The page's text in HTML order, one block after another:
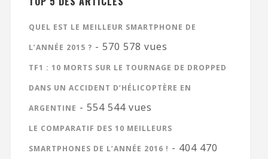
QUEL EST LE MEILLEUR SMARTPHONE DE
L’ANNÉE 2015 ? - 570 578 vues
TF1 : 10 MORTS SUR LE TOURNAGE DE DROPPED
DANS UN ACCIDENT D’HÉLICOPTÈRE EN
ARGENTINE - 554 544 vues
LE COMPARATIF DES 10 MEILLEURS
SMARTPHONES DE L’ANNÉE 2016 ! - 404 470